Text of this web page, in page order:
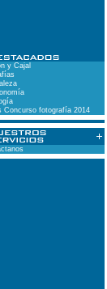
y Cajal
Concurso fotografía 2014